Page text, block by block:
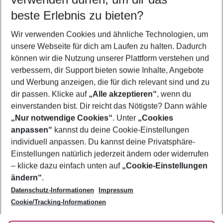
5-8 Nächte
2 Erwachsene Keine Kinder
Mehr Filter anzeigen
Footer
Footer navigation
Über uns
AGB
Bestpreisgarantie
Cookie-Einstellungen ändern
Cookie-Richtlinie
Agenturbetreuung
Barrierefreies Reisen
Folge uns
beste Erlebnis zu bieten?
Wir verwenden Cookies und ähnliche Technologien, um
unsere Webseite für dich am Laufen zu halten. Dadurch
können wir die Nutzung unserer Plattform verstehen und
verbessern, dir Support bieten sowie Inhalte, Angebote
und Werbung anzeigen, die für dich relevant sind und zu
dir passen. Klicke auf „Alle akzeptieren“, wenn du
einverstanden bist. Dir reicht das Nötigste? Dann wähle
„Nur notwendige Cookies“. Unter „Cookies
anpassen“ kannst du deine Cookie-Einstellungen
individuell anpassen. Du kannst deine Privatsphäre-
Einstellungen natürlich jederzeit ändern oder widerrufen
– klicke dazu einfach unten auf „Cookie-Einstellungen
ändern“.
Datenschutz-Informationen
Impressum
Cookie/Tracking-Informationen